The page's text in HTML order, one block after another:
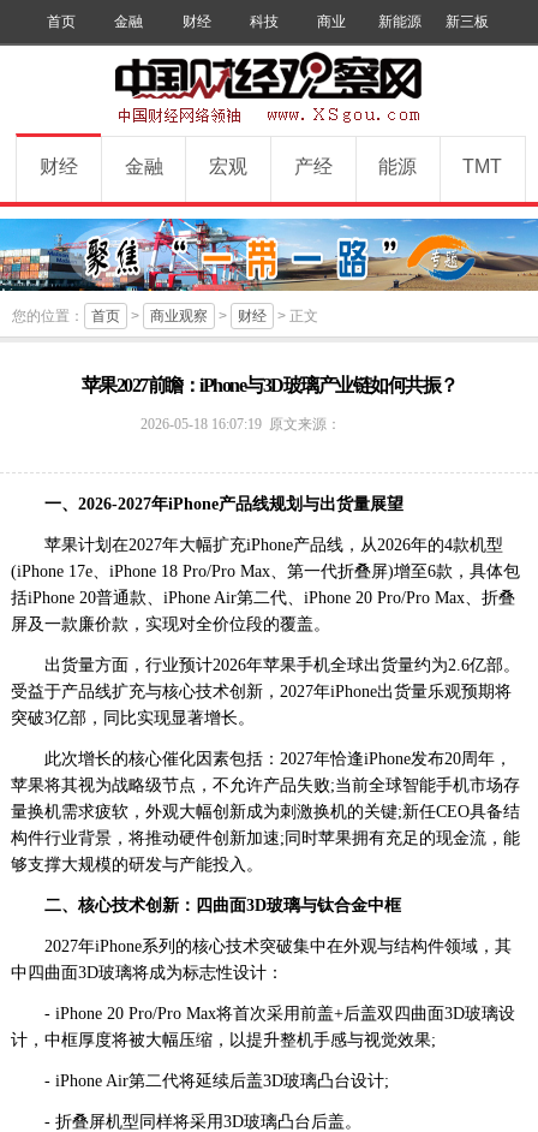
首页 金融 财经 科技 商业 新能源 新三板
财经 金融 宏观 产经 能源 TMT
您的位置： 首页 > 商业观察 > 财经 > 正文
苹果2027前瞻：iPhone与3D玻璃产业链如何共振？
2026-05-18 16:07:19
财
网
·www.xsgou.com
原文来源：
一、2026-2027年iPhone产品线规划与出货量展望
苹果计划在2027年大幅扩充iPhone产品线，从2026年的4款机型
(iPhone 17e、iPhone 18 Pro/Pro Max、第一代折叠屏)增至6款，具体包
括iPhone 20普通款、iPhone Air第二代、iPhone 20 Pro/Pro Max、折叠
屏及一款廉价款，实现对全价位段的覆盖。
出货量方面，行业预计2026年苹果手机全球出货量约为2.6亿部。
受益于产品线扩充与核心技术创新，2027年iPhone出货量乐观预期将
突破3亿部，同比实现显著增长。
此次增长的核心催化因素包括：2027年恰逢iPhone发布20周年，
苹果将其视为战略级节点，不允许产品失败;当前全球智能手机市场存
量换机需求疲软，外观大幅创新成为刺激换机的关键;新任CEO具备结
构件行业背景，将推动硬件创新加速;同时苹果拥有充足的现金流，能
够支撑大规模的研发与产能投入。
二、核心技术创新：四曲面3D玻璃与钛合金中框
2027年iPhone系列的核心技术突破集中在外观与结构件领域，其
中四曲面3D玻璃将成为标志性设计：
- iPhone 20 Pro/Pro Max将首次采用前盖+后盖双四曲面3D玻璃设
计，中框厚度将被大幅压缩，以提升整机手感与视觉效果;
- iPhone Air第二代将延续后盖3D玻璃凸台设计;
- 折叠屏机型同样将采用3D玻璃凸台后盖。